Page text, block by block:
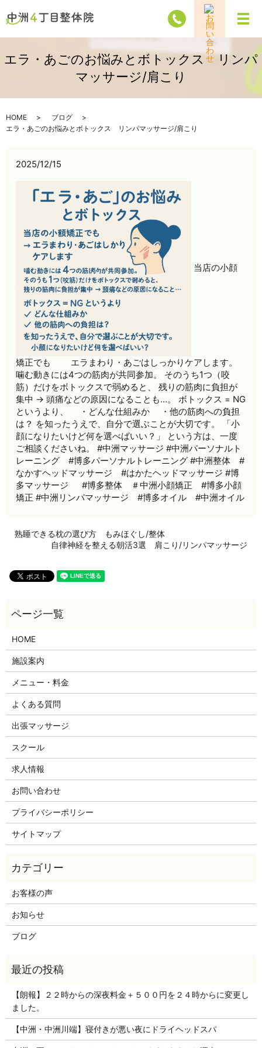
メ
エラ・あごのお悩みとボトックス リンパ
マッサージ/肩こり
HOME
ブログ
エラ・あごのお悩みとボトックス リンパマッサージ/肩こり
2025/12/15
当店の小顔
矯正でも エラまわり・あごはしっかりケアします。
噛む動きには4つの筋肉が共同参加。 そのうち1つ（咬
筋）だけをボトックスで弱めると、 残りの筋肉に負担が
集中 → 頭痛などの原因になることも…。 ボトックス = NG
というより、 ・どんな仕組みか ・他の筋肉への負担
は？ を知ったうえで、自分で選ぶことが大切です。 「小
顔になりたいけど何を選べばいい？」 という方は、一度
ご相談くださいね。 #中洲マッサージ #中洲パーソナルト
レーニング #博多パーソナルトレーニング #中洲整体 #
なかすヘッドマッサージ #はかたヘッドマッサージ #博
多マッサージ #博多整体 ＃中洲小顔矯正 #博多小顔
矯正 #中洲リンパマッサージ #博多オイル #中洲オイル
熟睡できる枕の選び方 もみほぐし/整体
自律神経を整える朝活3選 肩こり/リンパマッサージ
HOME
施設案内
メニュー・料金
よくある質問
出張マッサージ
スクール
求人情報
お問い合わせ
プライバシーポリシー
サイトマップ
お客様の声
お知らせ
ブログ
【朗報】２２時からの深夜料金＋５００円を２４時からに変更し
ました。
【中洲・中洲川端】寝付きが悪い夜にドライヘッドスパ